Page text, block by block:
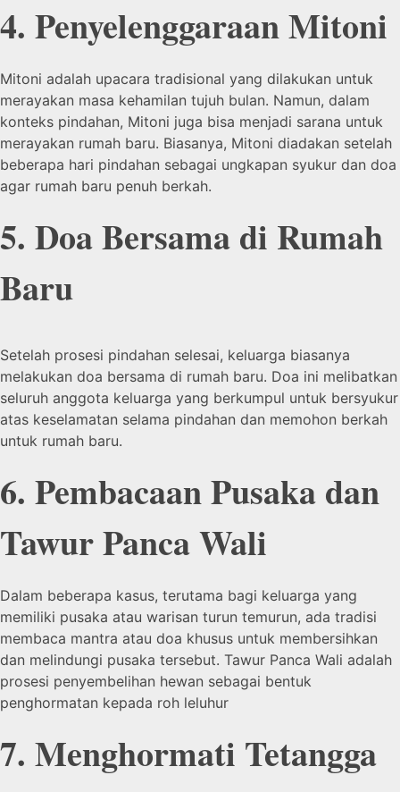
4. Penyelenggaraan Mitoni
Mitoni adalah upacara tradisional yang dilakukan untuk
merayakan masa kehamilan tujuh bulan. Namun, dalam
konteks pindahan, Mitoni juga bisa menjadi sarana untuk
merayakan rumah baru. Biasanya, Mitoni diadakan setelah
beberapa hari pindahan sebagai ungkapan syukur dan doa
agar rumah baru penuh berkah.
5. Doa Bersama di Rumah
Baru
Setelah prosesi pindahan selesai, keluarga biasanya
melakukan doa bersama di rumah baru. Doa ini melibatkan
seluruh anggota keluarga yang berkumpul untuk bersyukur
atas keselamatan selama pindahan dan memohon berkah
untuk rumah baru.
6. Pembacaan Pusaka dan
Tawur Panca Wali
Dalam beberapa kasus, terutama bagi keluarga yang
memiliki pusaka atau warisan turun temurun, ada tradisi
membaca mantra atau doa khusus untuk membersihkan
dan melindungi pusaka tersebut. Tawur Panca Wali adalah
prosesi penyembelihan hewan sebagai bentuk
penghormatan kepada roh leluhur
7. Menghormati Tetangga